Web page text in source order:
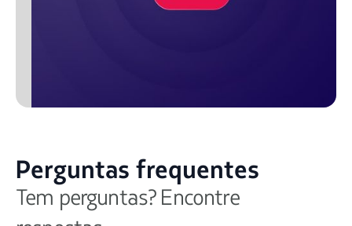
Perguntas frequentes
Tem perguntas? Encontre